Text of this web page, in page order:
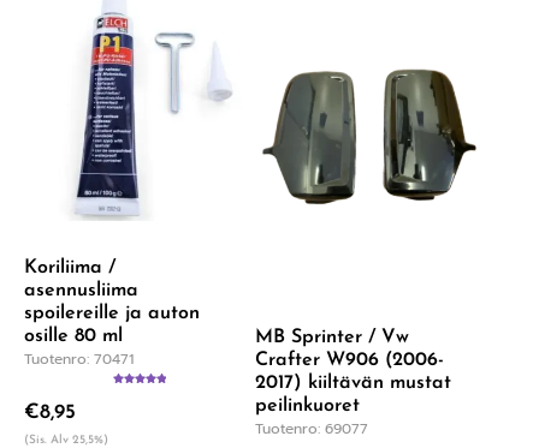
Koriliima /
asennusliima
spoilereille ja auton
osille 80 ml
Tuotenro: 70471
€8,95
(Sis. Alv 25,5%)
MB Sprinter / Vw
Crafter W906 (2006-
2017) kiiltävän mustat
peilinkuoret
Tuotenro: 69077